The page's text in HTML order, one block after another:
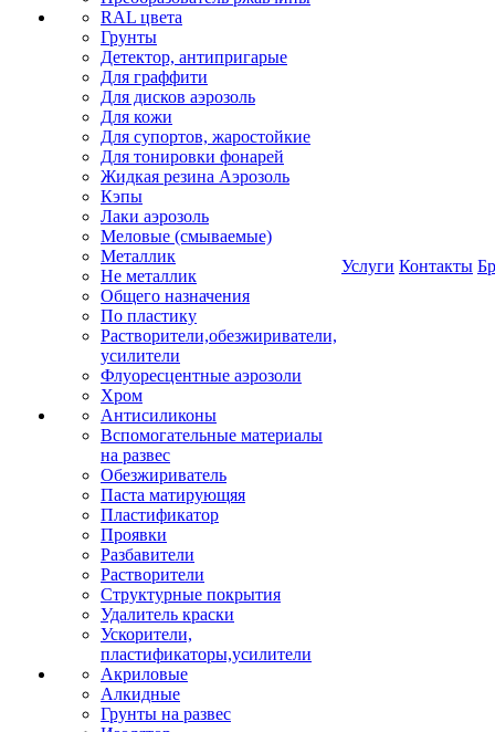
RAL цвета
Грунты
Детектор, антипригарые
Для граффити
Для дисков аэрозоль
Для кожи
Для супортов, жаростойкие
Для тонировки фонарей
Жидкая резина Аэрозоль
Кэпы
Лаки аэрозоль
Меловые (смываемые)
Металлик
Не металлик
Общего назначения
По пластику
Растворители,обезжириватели,
усилители
Флуоресцентные аэрозоли
Хром
Антисиликоны
Вспомогательные материалы
на развес
Обезжириватель
Паста матирующяя
Пластификатор
Проявки
Разбавители
Растворители
Структурные покрытия
Удалитель краски
Ускорители,
пластификаторы,усилители
Акриловые
Алкидные
Грунты на развес
Услуги Контакты